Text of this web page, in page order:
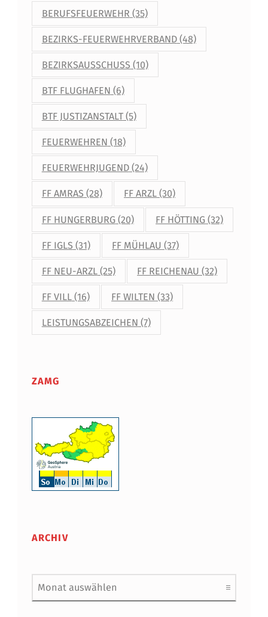
BERUFSFEUERWEHR (35)
BEZIRKS-FEUERWEHRVERBAND(48)
BEZIRKSAUSSCHUSS (10)
BTF FLUGHAFEN (6)
BTF JUSTIZANSTALT(5)
FEUERWEHREN (18)
FEUERWEHRJUGEND(24)
FF AMRAS (28) FF ARZL (30)
FF HUNGERBURG(20) FF HÖTTING (32)
FF IGLS (31) FF MÜHLAU (37)
FF NEU-ARZL(25) FF REICHENAU (32)
FF VILL(16) FF WILTEN (33)
LEISTUNGSABZEICHEN (7)
ZAMG
ARCHIV
Archiv